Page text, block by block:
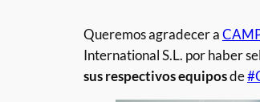
Queremos agradecer a
International S.L. por haber
sus respectivos equiposde